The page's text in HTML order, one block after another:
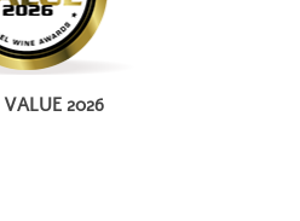
VALUE 2026